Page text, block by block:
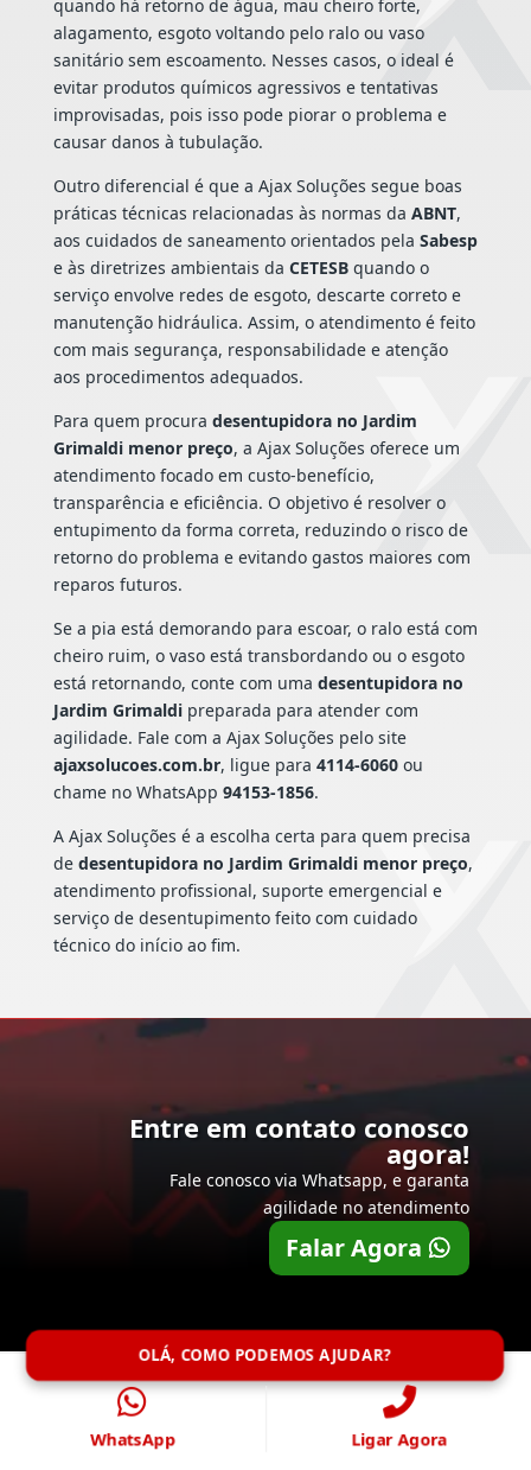
quando há retorno de água, mau cheiro forte,
alagamento, esgoto voltando pelo ralo ou vaso
sanitário sem escoamento. Nesses casos, o ideal é
evitar produtos químicos agressivos e tentativas
improvisadas, pois isso pode piorar o problema e
causar danos à tubulação.
Outro diferencial é que a Ajax Soluções segue boas
práticas técnicas relacionadas às normas da ABNT,
aos cuidados de saneamento orientados pela Sabesp
e às diretrizes ambientais da CETESBquando o
serviço envolve redes de esgoto, descarte correto e
manutenção hidráulica. Assim, o atendimento é feito
com mais segurança, responsabilidade e atenção
aos procedimentos adequados.
Para quem procura desentupidora no Jardim
Grimaldi menor preço, a Ajax Soluções oferece um
atendimento focado em custo-benefício,
transparência e eficiência. O objetivo é resolver o
entupimento da forma correta, reduzindo o risco de
retorno do problema e evitando gastos maiores com
reparos futuros.
Se a pia está demorando para escoar, o ralo está com
cheiro ruim, o vaso está transbordando ou o esgoto
está retornando, conte com uma desentupidora no
Jardim Grimaldipreparada para atender com
agilidade. Fale com a Ajax Soluções pelo site
ajaxsolucoes.com.br, ligue para 4114-6060ou
chame no WhatsApp 94153-1856.
A Ajax Soluções é a escolha certa para quem precisa
de desentupidora no Jardim Grimaldi menor preço,
atendimento profissional, suporte emergencial e
serviço de desentupimento feito com cuidado
técnico do início ao fim.
Entre em contato conosco
agora!
Fale conosco via Whatsapp, e garanta
agilidade no atendimento
Falar Agora
OLÁ, COMO PODEMOS AJUDAR?
WhatsApp Ligar Agora